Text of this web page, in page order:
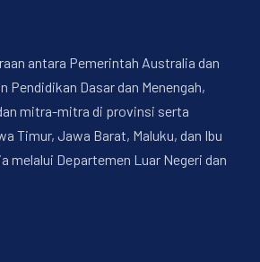
antara Pemerintah Australia dan
Pendidikan Dasar dan Menengah,
mitra-mitra di provinsi serta
Timur, Jawa Barat, Maluku, dan Ibu
melalui Departemen Luar Negeri dan